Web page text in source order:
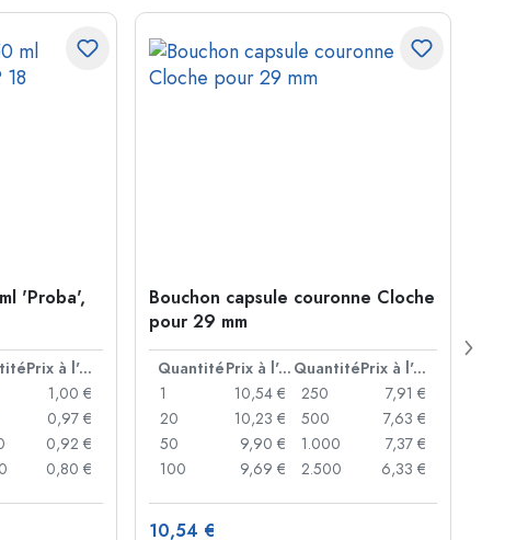
'Proba',
Prix à l'unité
1,00 €
0,97 €
0,92 €
0,80 €
Bouchon capsule couronne Cloche
pour 29 mm
Quantité Prix à l'unité Quantité
Prix à l'unité
1
10,54 €
20
10,23 €
50
9,90 €
100
9,69 €
250
7,91 €
500
7,63 €
1.000
7,37 €
2.500
6,33 €
10,54 €